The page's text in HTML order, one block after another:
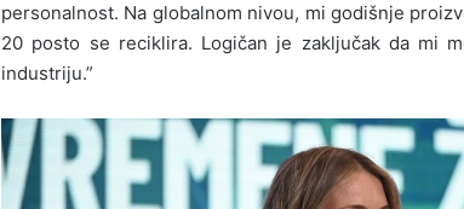
personalnost. Na globalnom nivou, mi godišnje
20 posto se reciklira. Logičan je zaključak da mi
industriju.”